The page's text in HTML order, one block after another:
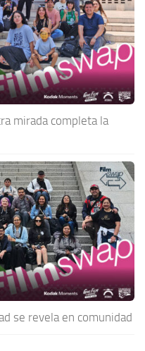
mirada completa la
se revela en comunidad